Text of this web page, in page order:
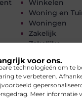
voor ons.
technologieën om te
te verbeteren.
Meer informatie
Winkelen
Woning en
Woningen
Zakelijk
Zakelijke
Zorg